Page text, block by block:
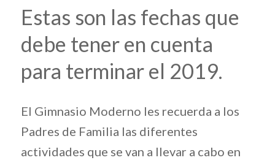
Estas son las fechas que
debe tener en cuenta
para terminar el 2019.
El Gimnasio Moderno les recuerda a los
Padres de Familia las diferentes
actividades que se van a llevar a cabo en